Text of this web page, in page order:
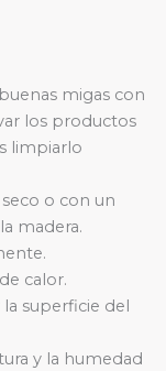
migas con
los productos
limpiarlo
o con un
madera.
calor.
superficie del
y la humedad